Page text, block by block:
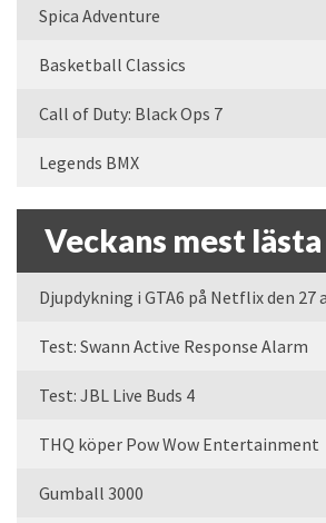
Spica Adventure
Basketball Classics
Call of Duty: Black Ops 7
Legends BMX
Veckans mest lästa
Djupdykning i GTA6 på Netflix den 27
Test: Swann Active Response Alarm
Test: JBL Live Buds 4
THQ köper Pow Wow Entertainment
Gumball 3000